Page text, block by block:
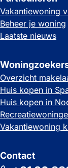
Vakantiewoning
Beheer je woning
Laatste nieuws
Overzicht
Huis kopen in
Huis kopen in
Vakantiewoning
Contact